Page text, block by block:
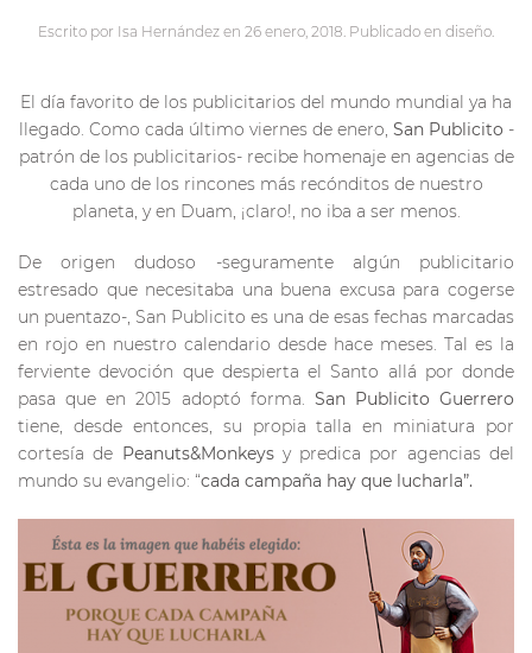
Escrito por Isa Hernández en 26 enero, 2018. Publicado en diseño.
El día favorito de los publicitarios del mundo mundial ya ha
llegado. Como cada último viernes de enero, San Publicito -
patrón de los publicitarios- recibe homenaje en agencias de
cada uno de los rincones más recónditos de nuestro
planeta, y en Duam, ¡claro!, no iba a ser menos.
De origen dudoso -seguramente algún publicitario
estresado que necesitaba una buena excusa para cogerse
un puentazo-, San Publicito es una de esas fechas marcadas
en rojo en nuestro calendario desde hace meses. Tal es la
ferviente devoción que despierta el Santo allá por donde
pasa que en 2015 adoptó forma. San Publicito Guerrero
tiene, desde entonces, su propia talla en miniatura por
cortesía de Peanuts&Monkeys y predica por agencias del
mundo su evangelio: “cada campaña hay que lucharla”.